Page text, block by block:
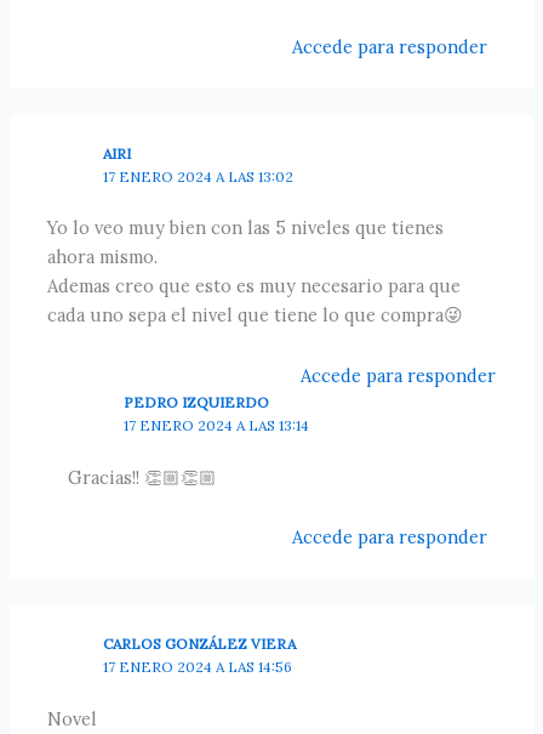
Accede para responder
AIRI
17 ENERO 2024 A LAS 13:02
Yo lo veo muy bien con las 5 niveles que tienes
ahora mismo.
Ademas creo que esto es muy necesario para que
cada uno sepa el nivel que tiene lo que compra😜
Accede para responder
PEDRO IZQUIERDO
17 ENERO 2024 A LAS 13:14
Gracias!! 👏🏼👏🏼
Accede para responder
CARLOS GONZÁLEZ VIERA
17 ENERO 2024 A LAS 14:56
Novel